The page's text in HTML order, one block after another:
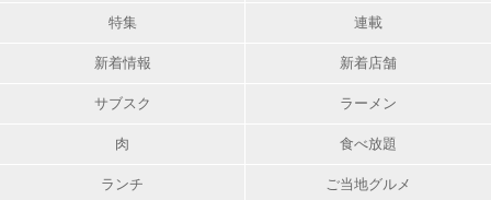
特集 連載
新着情報 新着店舗
サブスク ラーメン
肉 食べ放題
ランチ ご当地グルメ